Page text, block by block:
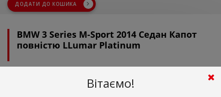
ДОДАТИ ДО КОШИКА
BMW 3 Series M-Sport 2014 Седан Капот
повністю LLumar Platinum
грн.($0)
Вітаємо!